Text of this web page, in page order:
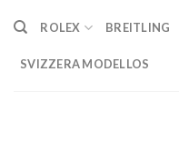
content
ROLEX BREITLING
SVIZZERA MODELLOS